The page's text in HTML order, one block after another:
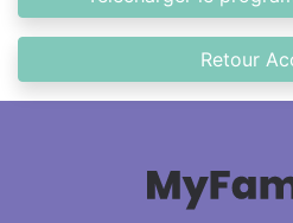
Retour